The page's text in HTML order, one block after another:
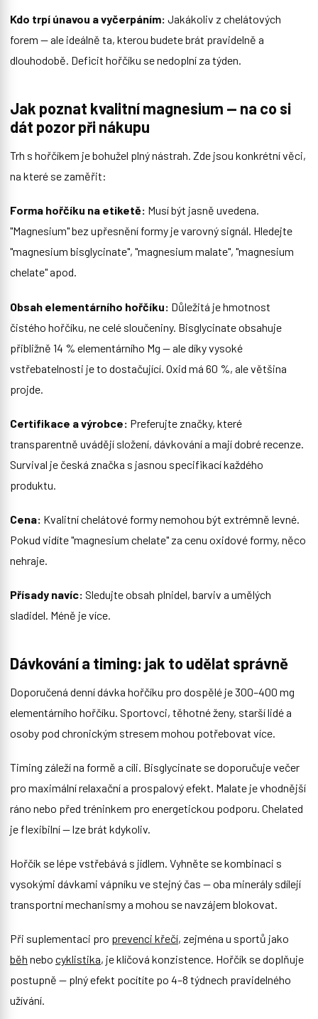
Kdo trpí únavou a vyčerpáním: Jakákoliv z chelátových
forem — ale ideálně ta, kterou budete brát pravidelně a
dlouhodobě. Deficit hořčíku se nedoplní za týden.
Jak poznat kvalitní magnesium — na co si
dát pozor při nákupu
Trh s hořčíkem je bohužel plný nástrah. Zde jsou konkrétní věci,
na které se zaměřit:
Forma hořčíku na etiketě: Musí být jasně uvedena.
"Magnesium" bez upřesnění formy je varovný signál. Hledejte
"magnesium bisglycinate", "magnesium malate", "magnesium
chelate" apod.
Obsah elementárního hořčíku: Důležitá je hmotnost
čistého hořčíku, ne celé sloučeniny. Bisglycinate obsahuje
přibližně 14 % elementárního Mg — ale díky vysoké
vstřebatelnosti je to dostačující. Oxid má 60 %, ale většina
projde.
Certifikace a výrobce: Preferujte značky, které
transparentně uvádějí složení, dávkování a mají dobré recenze.
Survival je česká značka s jasnou specifikací každého
produktu.
Cena: Kvalitní chelátové formy nemohou být extrémně levné.
Pokud vidíte "magnesium chelate" za cenu oxidové formy, něco
nehraje.
Přísady navíc: Sledujte obsah plnidel, barviv a umělých
sladidel. Méně je více.
Dávkování a timing: jak to udělat správně
Doporučená denní dávka hořčíku pro dospělé je 300–400 mg
elementárního hořčíku. Sportovci, těhotné ženy, starší lidé a
osoby pod chronickým stresem mohou potřebovat více.
Timing záleží na formě a cíli. Bisglycinate se doporučuje večer
pro maximální relaxační a prospalový efekt. Malate je vhodnější
ráno nebo před tréninkem pro energetickou podporu. Chelated
je flexibilní — lze brát kdykoliv.
Hořčík se lépe vstřebává s jídlem. Vyhněte se kombinaci s
vysokými dávkami vápníku ve stejný čas — oba minerály sdílejí
transportní mechanismy a mohou se navzájem blokovat.
Při suplementaci pro prevenci křečí, zejména u sportů jako
běh nebo cyklistika, je klíčová konzistence. Hořčík se doplňuje
postupně — plný efekt pocítíte po 4–8 týdnech pravidelného
užívání.